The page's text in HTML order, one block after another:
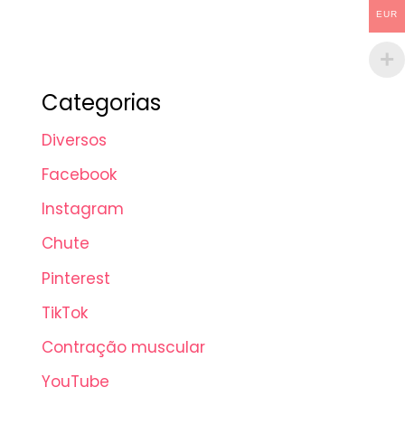
Categorias
Diversos
Facebook
Instagram
Chute
Pinterest
TikTok
Contração muscular
YouTube
EUR